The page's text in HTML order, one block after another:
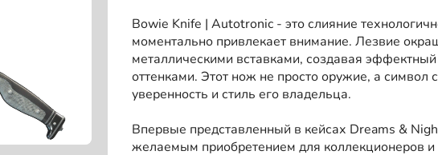
Bowie Knife | Autotronic - это слияние
моментально привлекает внимание. Лезвие
металлическими вставками, создавая
оттенками. Этот нож не просто оружие, а
уверенность и стиль его владельца.
Впервые представленный в кейсах Dreams &
желаемым приобретением для коллекционеров